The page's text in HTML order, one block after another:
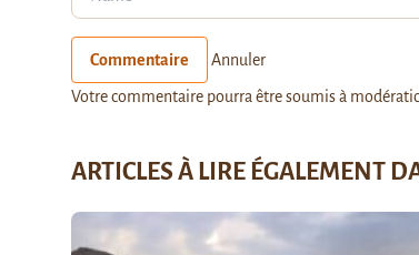
Commentaire Annuler
Votre commentaire pourra être soumis à
ARTICLES À LIRE ÉGALEMENT